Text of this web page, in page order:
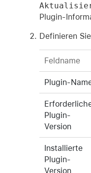
Plugin-
Definieren
Feldname
Plugin-
Plugin-
Version
Installierte
Plugin-
Version